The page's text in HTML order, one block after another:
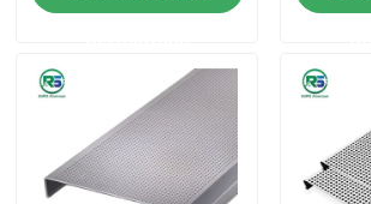
Panel Dinding Aluminium
Panel Sarang Lebah Aluminium